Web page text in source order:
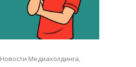
Новости Медиахолдинга,